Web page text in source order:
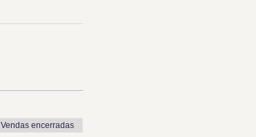
Vendas encerradas